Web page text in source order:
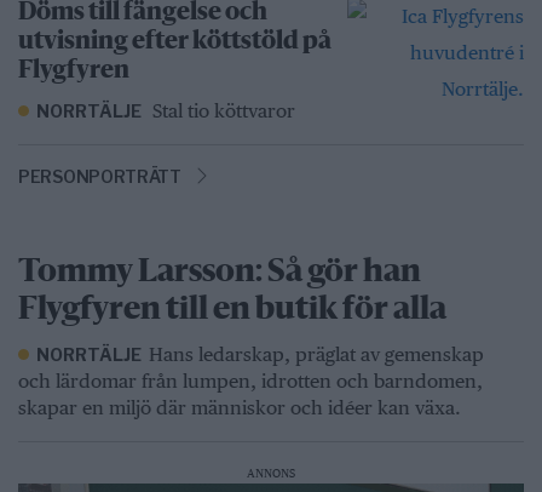
Döms till fängelse och
utvisning efter köttstöld på
Flygfyren
NORRTÄLJE Stal tio köttvaror
PERSONPORTRÄTT
Tommy Larsson: Så gör han
Flygfyren till en butik för alla
NORRTÄLJE Hans ledarskap, präglat av gemenskap
och lärdomar från lumpen, idrotten och barndomen,
skapar en miljö där människor och idéer kan växa.
ANNONS